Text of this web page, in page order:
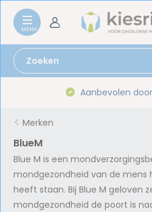
Aanbevolen door
Merken
BlueM
Blue M is een
mondgezondheid van de mens
heeft staan. Bij Blue M geloven
mondgezondheid de poort is